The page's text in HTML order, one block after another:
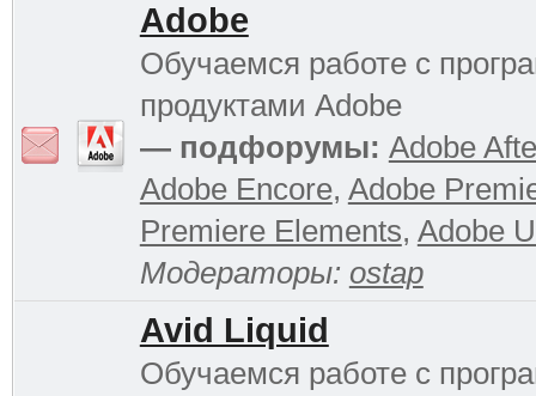
Adobe
Обучаемся работе с
продуктами Adobe
— подфорумы: Adobe
Adobe Encore, Adobe
Premiere Elements, Adobe
Модераторы: ostap
Avid Liquid
Обучаемся работе с